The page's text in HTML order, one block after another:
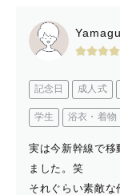
記念日 成人式
学生 浴衣・着物
実は今新幹線で移
ました。笑
それぐらい素敵な